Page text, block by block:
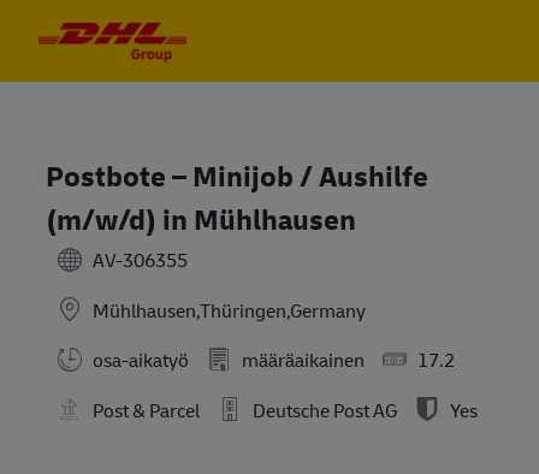
Postbote – Minijob / Aushilfe
(m/w/d) in Mühlhausen
AV-306355
Mühlhausen,Thüringen,Germany
osa-aikatyö
määräaikainen
17.2
Post & Parcel
Deutsche Post AG Yes